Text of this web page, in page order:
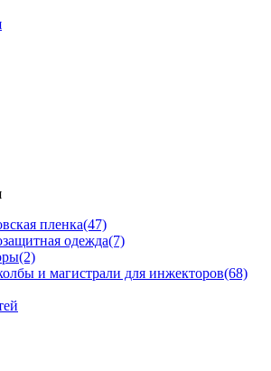
пленка(47)
одежда(7)
(2)
и магистрали для инжекторов(68)